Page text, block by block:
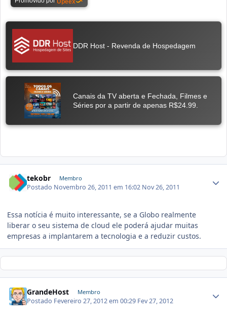
tekobr Membro
Postado Novembro 26, 2011 em 16:02 Nov 26, 2011
Essa notícia é muito interessante, se a Globo realmente
liberar o seu sistema de cloud ele poderá ajudar muitas
empresas a implantarem a tecnologia e a reduzir custos.
GrandeHost Membro
Postado Fevereiro 27, 2012 em 00:29 Fev 27, 2012